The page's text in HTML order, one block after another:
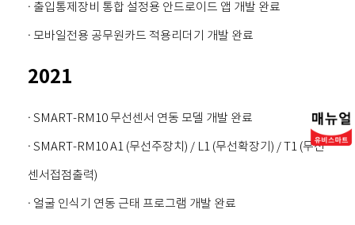
· 출입통제장비 통합 설정용 안드로이드 앱 개발 완료
· 모바일전용 공무원카드 적용리더기 개발 완료
2021
· SMART-RM10 무선센서 연동 모델 개발 완료
· SMART-RM10 A1 (무선주장치) / L1 (무선확장기) / T1 (무선
센서접점출력)
· 얼굴 인식기 연동 근태 프로그램 개발 완료